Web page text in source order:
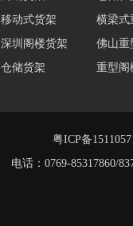
移动式货架
横梁式
深圳阁楼货架
佛山重
仓储货架
重型阁
粤ICP备
电话：0769-85317860/